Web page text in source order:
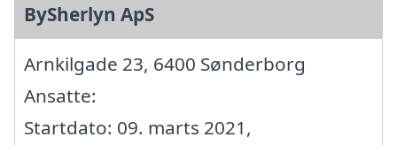
BySherlyn ApS
Arnkilgade 23, 6400 Sønderborg
Ansatte:
Startdato: 09. marts 2021,